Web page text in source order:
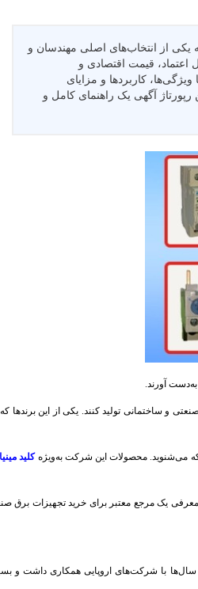
به یکی از انتخاب‌های اصلی مهندسان و
اعتماد، قیمت اقتصادی و
کاربردها و مزایای
آگهی یک راهنمای کامل و
آورند.
و ساختمانی تولید کنند. یکی از این برندها که
که می‌شنوید. محصولات این شرکت به‌ویژهکلید
یک مرجع معتبر برای خرید تجهیزات برق
سال‌ها با شرکت‌های اروپایی همکاری داشت و